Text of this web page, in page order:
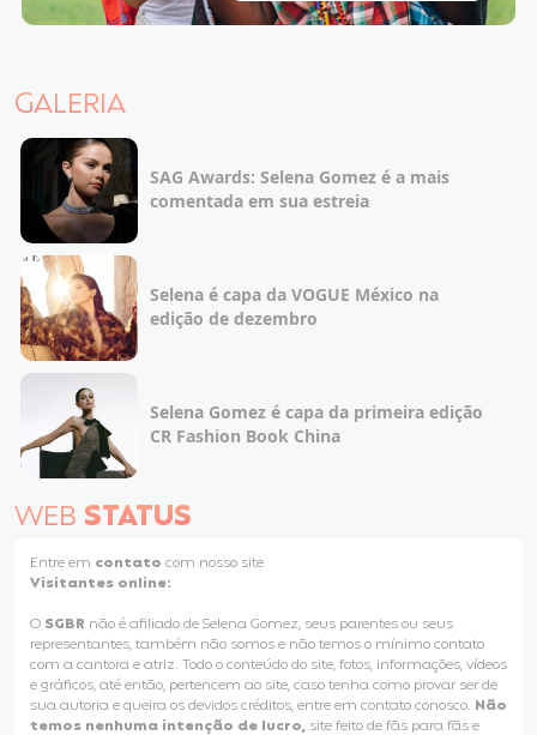
GALERIA
SAG Awards: Selena Gomez é a mais
comentada em sua estreia
Selena é capa da VOGUE México na
edição de dezembro
Selena Gomez é capa da primeira edição
CR Fashion Book China
WEB STATUS
Entre em contato com nosso site
Visitantes online:
O SGBR não é afiliado de Selena Gomez, seus parentes ou seus
representantes, também não somos e não temos o mínimo contato
com a cantora e atriz. Todo o conteúdo do site, fotos, informações, vídeos
e gráficos, até então, pertencem ao site, caso tenha como provar ser de
sua autoria e queira os devidos créditos, entre em contato conosco. Não
temos nenhuma intenção de lucro, site feito de fãs para fãs e